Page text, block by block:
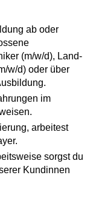
ab oder
(m/w/d), Land-
w/d) oder über
im
arbeitest
sorgst du
Kundinnen